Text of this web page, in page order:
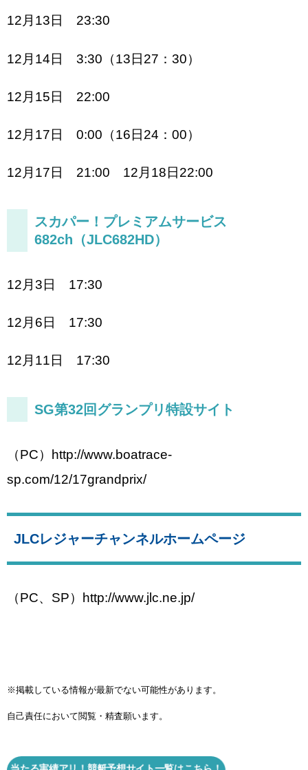
12月13日 23:30
12月14日 3:30（13日27：30）
12月15日 22:00
12月17日 0:00（16日24：00）
12月17日 21:00 12月18日22:00
スカパー！プレミアムサービス
682ch（JLC682HD）
12月3日 17:30
12月6日 17:30
12月11日 17:30
SG第32回グランプリ特設サイト
（PC）http://www.boatrace-
sp.com/12/17grandprix/
JLCレジャーチャンネルホームページ
（PC、SP）http://www.jlc.ne.jp/
※掲載している情報が最新でない可能性があります。
自己責任において閲覧・精査願います。